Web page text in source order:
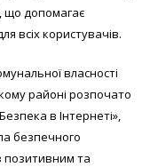
що допомагає
всіх користувачів.
власності
районі розпочато
в Інтернеті»,
безпечного
позитивним та